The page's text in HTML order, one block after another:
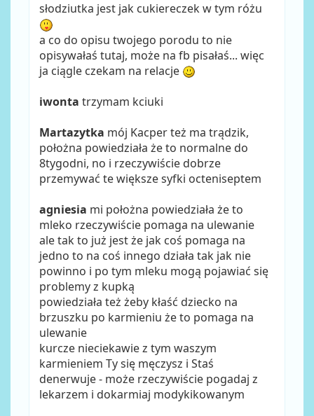
słodziutka jest jak cukiereczek w tym różu
a co do opisu twojego porodu to nie
opisywałaś tutaj, może na fb pisałaś... więc
ja ciągle czekam na relacje
iwonta trzymam kciuki
Martazytka mój Kacper też ma trądzik,
położna powiedziała że to normalne do
8tygodni, no i rzeczywiście dobrze
przemywać te większe syfki octeniseptem
agniesia mi położna powiedziała że to
mleko rzeczywiście pomaga na ulewanie
ale tak to już jest że jak coś pomaga na
jedno to na coś innego działa tak jak nie
powinno i po tym mleku mogą pojawiać się
problemy z kupką
powiedziała też żeby kłaść dziecko na
brzuszku po karmieniu że to pomaga na
ulewanie
kurcze nieciekawie z tym waszym
karmieniem Ty się męczysz i Staś
denerwuje - może rzeczywiście pogadaj z
lekarzem i dokarmiaj modykikowanym